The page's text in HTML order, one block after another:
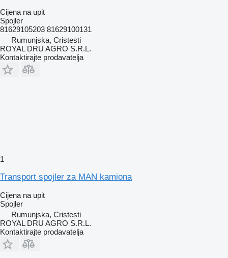
Cijena na upit
Spojler
81629105203 81629100131
Rumunjska, Cristesti
ROYAL DRU AGRO S.R.L.
Kontaktirajte prodavatelja
1
Transport spojler za MAN kamiona
Cijena na upit
Spojler
Rumunjska, Cristesti
ROYAL DRU AGRO S.R.L.
Kontaktirajte prodavatelja